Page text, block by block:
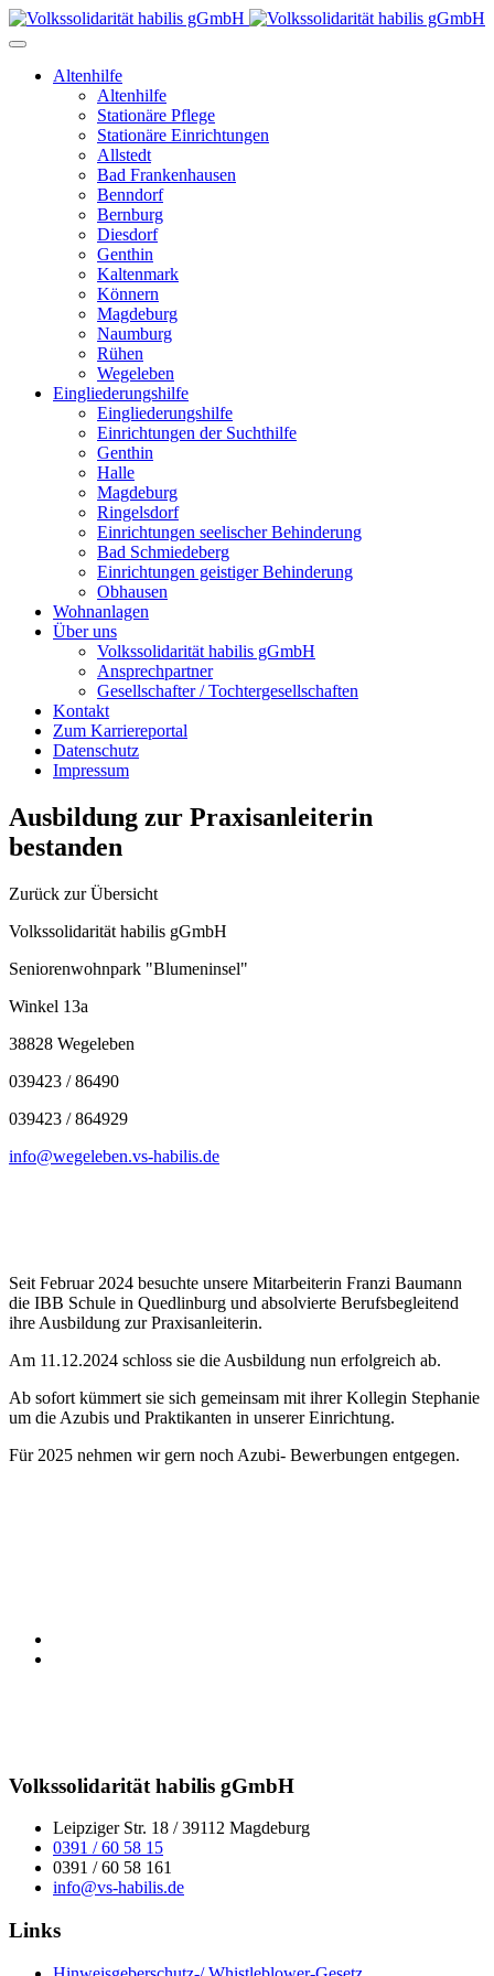
Altenhilfe
Altenhilfe
Stationäre Pflege
Stationäre Einrichtungen
Allstedt
Bad Frankenhausen
Benndorf
Bernburg
Diesdorf
Genthin
Kaltenmark
Könnern
Magdeburg
Naumburg
Rühen
Wegeleben
Eingliederungshilfe
Eingliederungshilfe
Einrichtungen der Suchthilfe
Genthin
Halle
Magdeburg
Ringelsdorf
Einrichtungen seelischer Behinderung
Bad Schmiedeberg
Einrichtungen geistiger Behinderung
Obhausen
Wohnanlagen
Über uns
Volkssolidarität habilis gGmbH
Ansprechpartner
Gesellschafter / Tochtergesellschaften
Kontakt
Zum Karriereportal
Datenschutz
Impressum
Ausbildung zur Praxisanleiterin
bestanden
Zurück zur Übersicht
Volkssolidarität habilis gGmbH
Seniorenwohnpark "Blumeninsel"
Winkel 13a
38828 Wegeleben
039423 / 86490
039423 / 864929
info@wegeleben.vs-habilis.de
Seit Februar 2024 besuchte unsere Mitarbeiterin Franzi Baumann
die IBB Schule in Quedlinburg und absolvierte Berufsbegleitend
ihre Ausbildung zur Praxisanleiterin.
Am 11.12.2024 schloss sie die Ausbildung nun erfolgreich ab.
Ab sofort kümmert sie sich gemeinsam mit ihrer Kollegin Stephanie
um die Azubis und Praktikanten in unserer Einrichtung.
Für 2025 nehmen wir gern noch Azubi- Bewerbungen entgegen.
Volkssolidarität habilis gGmbH
Leipziger Str. 18 / 39112 Magdeburg
0391 / 60 58 15
0391 / 60 58 161
info@vs-habilis.de
Links